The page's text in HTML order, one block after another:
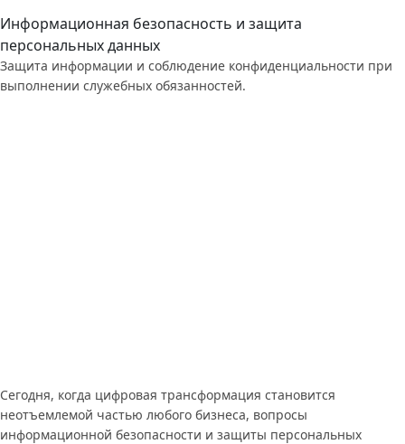
Информационная безопасность и защита
персональных данных
Защита информации и соблюдение конфиденциальности при
выполнении служебных обязанностей.
Сегодня, когда цифровая трансформация становится
неотъемлемой частью любого бизнеса, вопросы
информационной безопасности и защиты персональных